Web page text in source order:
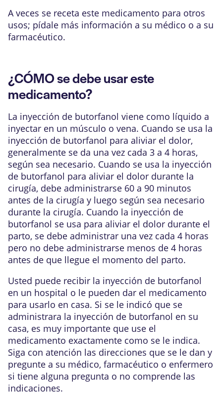
A veces se receta este medicamento para otros
usos; pídale más información a su médico o a su
farmacéutico.
¿CÓMO se debe usar este
medicamento?
La inyección de butorfanol viene como líquido a
inyectar en un músculo o vena. Cuando se usa la
inyección de butorfanol para aliviar el dolor,
generalmente se da una vez cada 3 a 4 horas,
según sea necesario. Cuando se usa la inyección
de butorfanol para aliviar el dolor durante la
cirugía, debe administrarse 60 a 90 minutos
antes de la cirugía y luego según sea necesario
durante la cirugía. Cuando la inyección de
butorfanol se usa para aliviar el dolor durante el
parto, se debe administrar una vez cada 4 horas
pero no debe administrarse menos de 4 horas
antes de que llegue el momento del parto.
Usted puede recibir la inyección de butorfanol
en un hospital o le pueden dar el medicamento
para usarlo en casa. Si se le indicó que se
administrara la inyección de butorfanol en su
casa, es muy importante que use el
medicamento exactamente como se le indica.
Siga con atención las direcciones que se le dan y
pregunte a su médico, farmacéutico o enfermero
si tiene alguna pregunta o no comprende las
indicaciones.